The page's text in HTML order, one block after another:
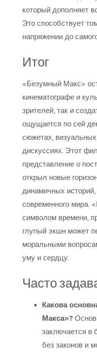
который дополняет
Это способствует
напряжении до
Итог
«Безумный Макс»
кинематографе и
зрителей, так и
ощущается по сей
сюжетах,
дискуссиях. Этот
представление о
открыл новые
динамичных
современного мира.
символом времени,
глупый экшн может
моральными
уму и сердцу.
Часто
Какова
Макса»?
заключается в
без законов и